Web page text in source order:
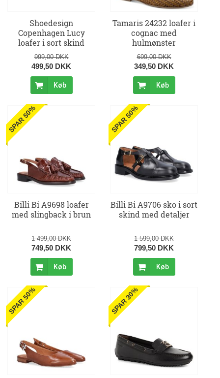
Shoedesign
Copenhagen Lucy
loafer i sort skind
999,00 DKK
499,50 DKK
Køb
Tamaris 24232 loafer i
cognac med
hulmønster
699,00 DKK
349,50 DKK
Køb
SPAR 50%
Billi Bi A9698 loafer
med slingback i brun
1 499,00 DKK
749,50 DKK
Køb
SPAR 50%
Billi Bi A9706 sko i sort
skind med detaljer
1 599,00 DKK
799,50 DKK
Køb
SPAR 50% SPAR 30%